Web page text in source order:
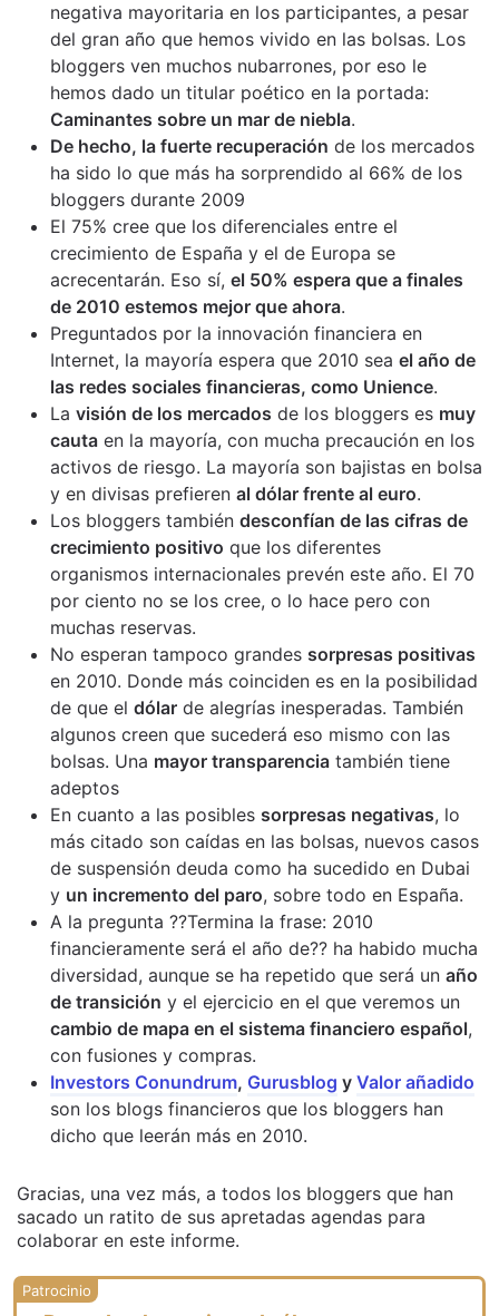
negativa mayoritaria en los participantes, a pesar
del gran año que hemos vivido en las bolsas. Los
bloggers ven muchos nubarrones, por eso le
hemos dado un titular poético en la portada:
Caminantes sobre un mar de niebla.
De hecho, la fuerte recuperación de los mercados
ha sido lo que más ha sorprendido al 66% de los
bloggers durante 2009
El 75% cree que los diferenciales entre el
crecimiento de España y el de Europa se
acrecentarán. Eso sí, el 50% espera que a finales
de 2010 estemos mejor que ahora.
Preguntados por la innovación financiera en
Internet, la mayoría espera que 2010 sea el año de
las redes sociales financieras, como Unience.
La visión de los mercados de los bloggers es muy
cauta en la mayoría, con mucha precaución en los
activos de riesgo. La mayoría son bajistas en bolsa
y en divisas prefieren al dólar frente al euro.
Los bloggers también desconfían de las cifras de
crecimiento positivo que los diferentes
organismos internacionales prevén este año. El 70
por ciento no se los cree, o lo hace pero con
muchas reservas.
No esperan tampoco grandes sorpresas positivas
en 2010. Donde más coinciden es en la posibilidad
de que el dólar de alegrías inesperadas. También
algunos creen que sucederá eso mismo con las
bolsas. Una mayor transparencia también tiene
adeptos
En cuanto a las posibles sorpresas negativas, lo
más citado son caídas en las bolsas, nuevos casos
de suspensión deuda como ha sucedido en Dubai
y un incremento del paro, sobre todo en España.
A la pregunta ??Termina la frase: 2010
financieramente será el año de?? ha habido mucha
diversidad, aunque se ha repetido que será un año
de transición y el ejercicio en el que veremos un
cambio de mapa en el sistema financiero español,
con fusiones y compras.
Investors Conundrum, Gurusblog y Valor añadido
son los blogs financieros que los bloggers han
dicho que leerán más en 2010.
Gracias, una vez más, a todos los bloggers que han
sacado un ratito de sus apretadas agendas para
colaborar en este informe.